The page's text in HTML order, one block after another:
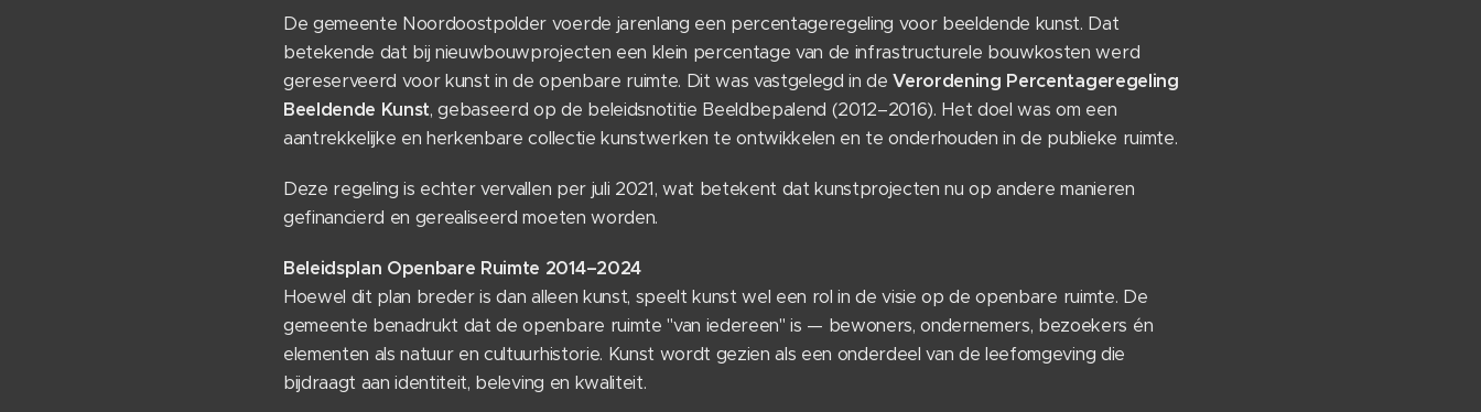
De gemeente Noordoostpolder voerde jarenlang een percentageregeling voor beeldende kunst. Dat
betekende dat bij nieuwbouwprojecten een klein percentage van de infrastructurele bouwkosten werd
gereserveerd voor kunst in de openbare ruimte. Dit was vastgelegd in deVerordening Percentageregeling
Beeldende Kunst, gebaseerd op de beleidsnotitie Beeldbepalend (2012–2016). Het doel was om een
aantrekkelijke en herkenbare collectie kunstwerken te ontwikkelen en te onderhouden in de publieke ruimte.
Deze regeling is echter vervallen per juli 2021, wat betekent dat kunstprojecten nu op andere manieren
gefinancierd en gerealiseerd moeten worden.
Beleidsplan Openbare Ruimte 2014–2024
Hoewel dit plan breder is dan alleen kunst, speelt kunst wel een rol in de visie op de openbare ruimte. De
gemeente benadrukt dat de openbare ruimte "van iedereen" is — bewoners, ondernemers, bezoekers én
elementen als natuur en cultuurhistorie. Kunst wordt gezien als een onderdeel van de leefomgeving die
bijdraagt aan identiteit, beleving en kwaliteit.